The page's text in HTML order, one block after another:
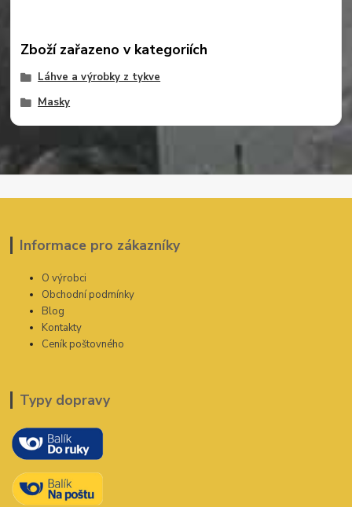
Zboží zařazeno v kategoriích
Láhve a výrobky z tykve
Masky
Informace pro zákazníky
O výrobci
Obchodní podmínky
Blog
Kontakty
Ceník poštovného
Typy dopravy